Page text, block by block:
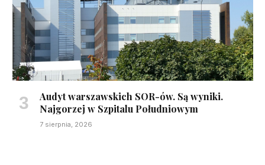
Audyt warszawskich SOR-ów. Są wyniki.
Najgorzej w Szpitalu Południowym
7 sierpnia, 2026